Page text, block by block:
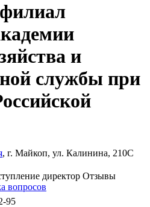
и
службы при
, г. Майкоп, ул. Калинина, 210С
директор Отзывы
вопросов
95